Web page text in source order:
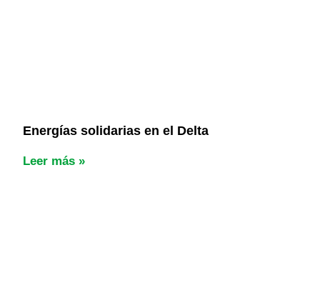
Energías solidarias en el Delta
Leer más »